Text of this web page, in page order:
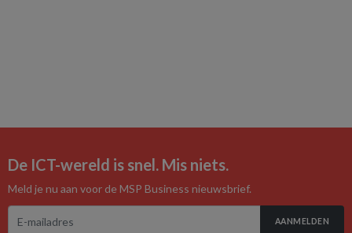
De ICT-wereld is snel. Mis niets.
Meld je nu aan voor de MSP Business nieuwsbrief.
AANMELDEN